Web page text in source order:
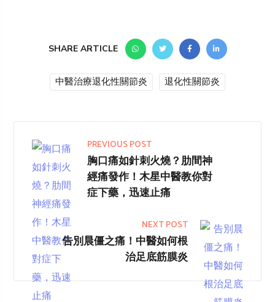
SHARE ARTICLE
中醫治療退化性關節炎 退化性關節炎
PREVIOUS POST
胸口痛如針刺火燒？肋間神
經痛發作！木星中醫教你對
症下藥，迅速止痛
NEXT POST
告別晨僵之痛！中醫如何根
治足底筋膜炎